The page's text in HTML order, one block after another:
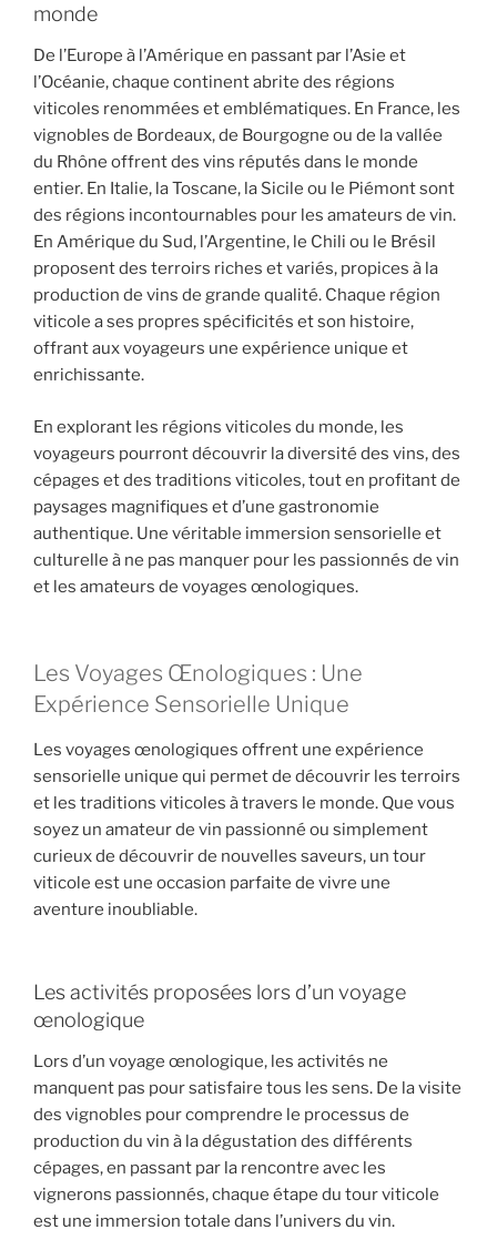
monde
De l’Europe à l’Amérique en passant par l’Asie et
l’Océanie, chaque continent abrite des régions
viticoles renommées et emblématiques. En France, les
vignobles de Bordeaux, de Bourgogne ou de la vallée
du Rhône offrent des vins réputés dans le monde
entier. En Italie, la Toscane, la Sicile ou le Piémont sont
des régions incontournables pour les amateurs de vin.
En Amérique du Sud, l’Argentine, le Chili ou le Brésil
proposent des terroirs riches et variés, propices à la
production de vins de grande qualité. Chaque région
viticole a ses propres spécificités et son histoire,
offrant aux voyageurs une expérience unique et
enrichissante.
En explorant les régions viticoles du monde, les
voyageurs pourront découvrir la diversité des vins, des
cépages et des traditions viticoles, tout en profitant de
paysages magnifiques et d’une gastronomie
authentique. Une véritable immersion sensorielle et
culturelle à ne pas manquer pour les passionnés de vin
et les amateurs de voyages œnologiques.
Les Voyages Œnologiques : Une
Expérience Sensorielle Unique
Les voyages œnologiques offrent une expérience
sensorielle unique qui permet de découvrir les terroirs
et les traditions viticoles à travers le monde. Que vous
soyez un amateur de vin passionné ou simplement
curieux de découvrir de nouvelles saveurs, un tour
viticole est une occasion parfaite de vivre une
aventure inoubliable.
Les activités proposées lors d’un voyage
œnologique
Lors d’un voyage œnologique, les activités ne
manquent pas pour satisfaire tous les sens. De la visite
des vignobles pour comprendre le processus de
production du vin à la dégustation des différents
cépages, en passant par la rencontre avec les
vignerons passionnés, chaque étape du tour viticole
est une immersion totale dans l’univers du vin.